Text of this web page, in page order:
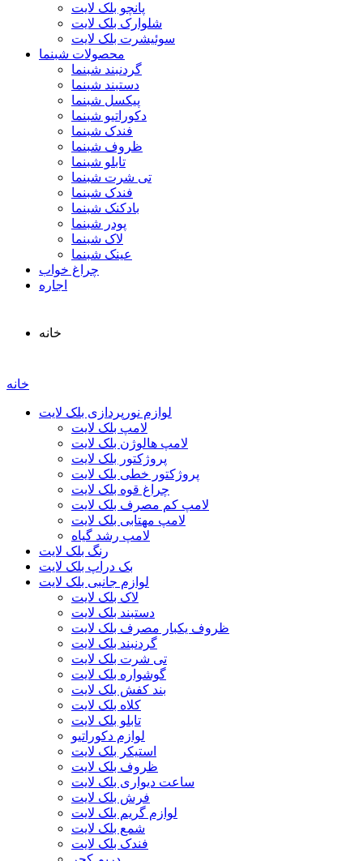
پانچو بلک لایت
شلوارک بلک لایت
سوئیشرت بلک لایت
محصولات شبنما
گردنبند شبنما
دستبند شبنما
پیکسل شبنما
دکوراتیو شبنما
فندک شبنما
ظروف شبنما
تابلو شبنما
تی شرت شبنما
فندک شبنما
بادکنک شبنما
پودر شبنما
لاک شبنما
عینک شبنما
چراغ خواب
اجاره
خانه
خانه
لوازم نورپردازی بلک لایت
لامپ بلک لایت
لامپ هالوژن بلک لایت
پروژکتور بلک لایت
پروژکتور خطی بلک لایت
چراغ قوه بلک لایت
لامپ کم مصرف بلک لایت
لامپ مهتابی بلک لایت
لامپ رشد گیاه
رنگ بلک لایت
بک دراپ بلک لایت
لوازم جانبی بلک لایت
لاک بلک لایت
دستبند بلک لایت
ظروف یکبار مصرف بلک لایت
گردنبند بلک لایت
تی شرت بلک لایت
گوشواره بلک لایت
بند کفش بلک لایت
کلاه بلک لایت
تابلو بلک لایت
لوازم دکوراتیو
استیکر بلک لایت
ظروف بلک لایت
ساعت دیواری بلک لایت
فرش بلک لایت
لوازم گریم بلک لایت
شمع بلک لایت
فندک بلک لایت